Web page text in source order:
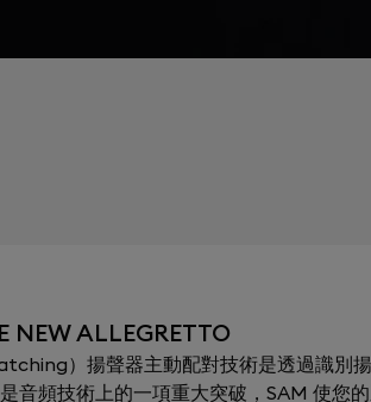
NEW ALLEGRETTO
）揚聲器主動配對技術是透過識別
音頻技術上的一項重大突破，SAM 使您